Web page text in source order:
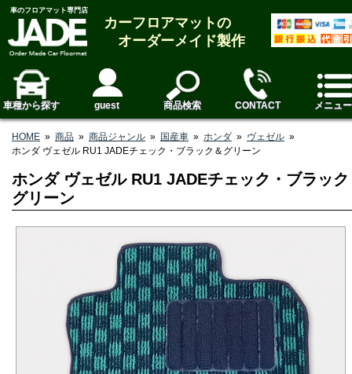
車のフロアマット専門店
カーフロアマットの
オーダーメイド製作
車種から探す guest 商品検索 CONTACT メニュー
HOME » 商品 » 商品ジャンル » 国産車 » ホンダ » ヴェゼル »
ホンダ ヴェゼル RU1 JADEチェック・ブラック＆グリーン
ホンダ ヴェゼル RU1 JADEチェック・ブラック
グリーン